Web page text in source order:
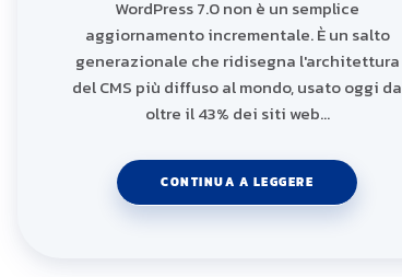
WordPress 7.0 non è un semplice
aggiornamento incrementale. È un salto
generazionale che ridisegna l'architettura
del CMS più diffuso al mondo, usato oggi da
oltre il 43% dei siti web…
CONTINUA A LEGGERE